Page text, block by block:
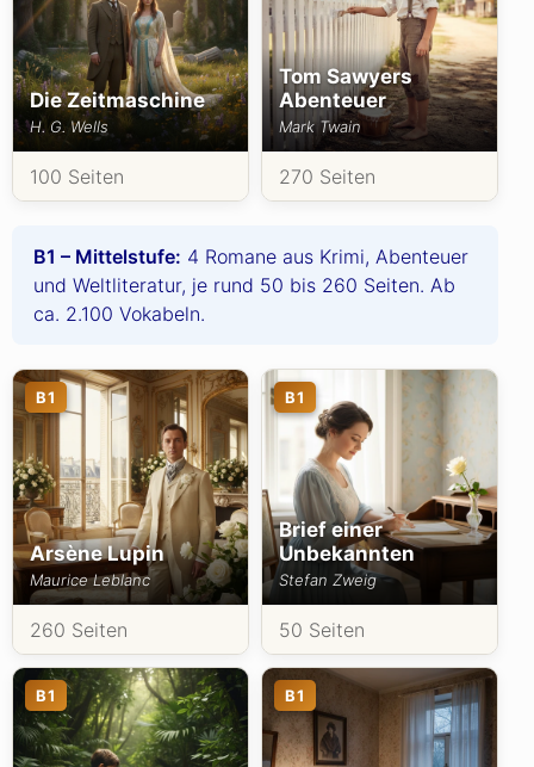
Die Zeitmaschine
H. G. Wells
100 Seiten
Tom Sawyers
Abenteuer
Mark Twain
270 Seiten
B1 – Mittelstufe: 4 Romane aus Krimi, Abenteuer
und Weltliteratur, je rund 50 bis 260 Seiten. Ab
ca. 2.100 Vokabeln.
B1
Arsène Lupin
Maurice Leblanc
260 Seiten
B1
Brief einer
Unbekannten
Stefan Zweig
50 Seiten
B1 B1